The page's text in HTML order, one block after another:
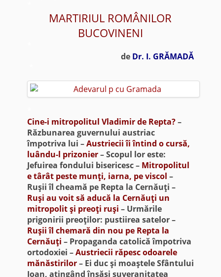
MARTIRIUL ROMÂNILOR
BUCOVINENI
de Dr. I. GRĂMADĂ
Cine-i mitropolitul Vladimir de Repta?–
Răzbunarea guvernului austriac
împotriva lui –Austriecii îi întind o cursă,
luându-l prizonier– Scopul lor este:
Jefuirea fondului bisericesc – Mitropolitul
e târât peste munţi, iarna, pe viscol –
Ruşii îl cheamă pe Repta la Cernăuţi –
Ruşi au voit să aducă la Cernăuţi un
mitropolit şi preoţi ruşi – Urmările
prigonirii preoţilor: pustiirea satelor –
Ruşii îl chemară din nou pe Repta la
Cernăuţi – Propaganda catolică împotriva
ortodoxiei –Austriecii răpesc odoarele
mănăstirilor– Ei duc şi moaştele Sfântului
Ioan, atingând însăşi suveranitatea